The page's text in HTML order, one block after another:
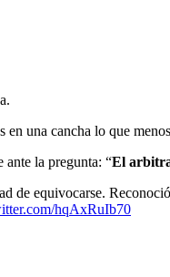
en una cancha lo que
ante la pregunta: “El
de equivocarse.
hqAxRuIb70